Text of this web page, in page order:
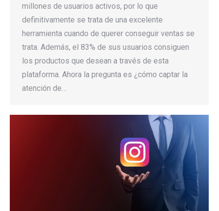
millones de usuarios activos, por lo que
definitivamente se trata de una excelente
herramienta cuando de querer conseguir ventas se
trata. Además, el 83% de sus usuarios consiguen
los productos que desean a través de esta
plataforma. Ahora la pregunta es ¿cómo captar la
atención de…